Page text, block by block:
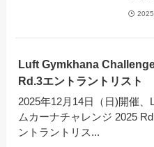
Luft Gymkhana
Rd.3エントラントリスト
2025年12月14日（日)開催、
ムカーナチャレンジ 2025
ントラントリス...